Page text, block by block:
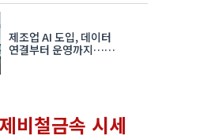
체 패키징 산업전
수원컨벤션센터
제조업 AI 도입, 데이터
연결부터 운영까지…
비철금속 시세